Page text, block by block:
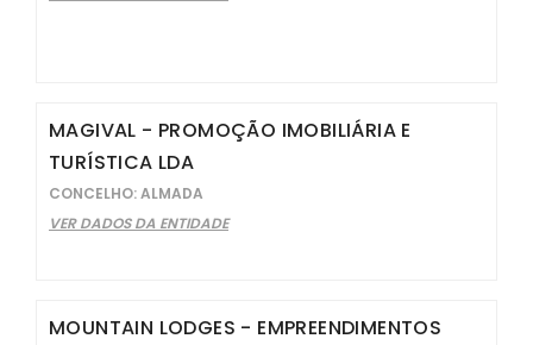
MAGIVAL - PROMOÇÃO IMOBILIÁRIA E
TURÍSTICA LDA
CONCELHO: ALMADA
VER DADOS DA ENTIDADE
MOUNTAIN LODGES - EMPREENDIMENTOS